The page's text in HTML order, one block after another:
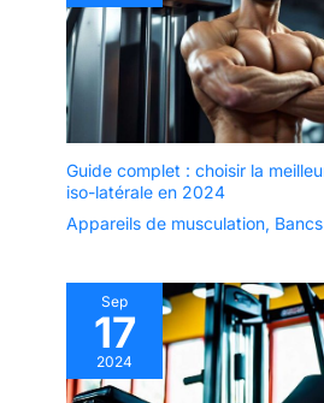
Guide complet : choisir la
iso-latérale en 2024
Appareils de musculation,
Sep
17
2024